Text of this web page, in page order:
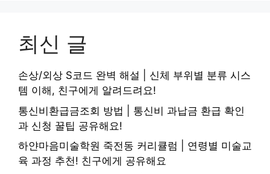
최신 글
손상/외상 S코드 완벽 해설 | 신체 부위별 분류 시스
템 이해, 친구에게 알려드려요!
통신비환급금조회 방법 | 통신비 과납금 환급 확인
과 신청 꿀팁 공유해요!
하얀마음미술학원 죽전동 커리큘럼 | 연령별 미술교
육 과정 추천! 친구에게 공유해요